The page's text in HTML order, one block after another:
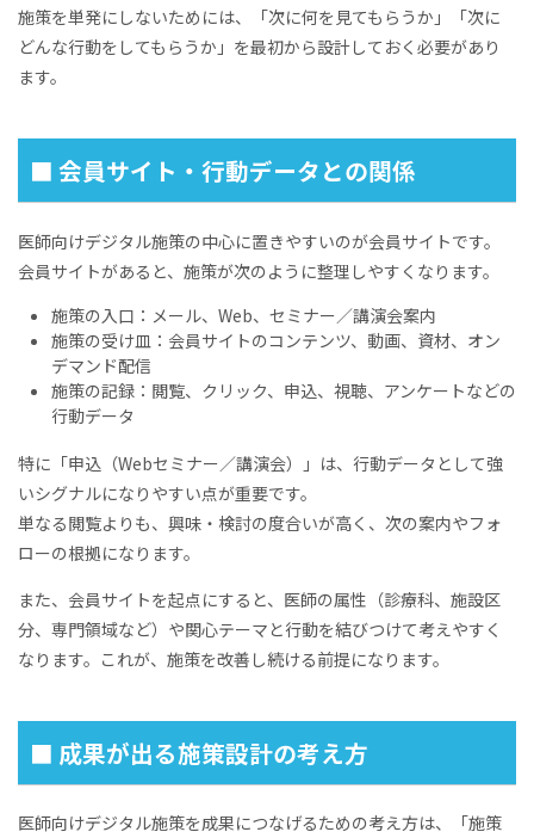
施策を単発にしないためには、「次に何を見てもらうか」「次に
どんな行動をしてもらうか」を最初から設計しておく必要があり
ます。
■ 会員サイト・行動データとの関係
医師向けデジタル施策の中心に置きやすいのが会員サイトです。
会員サイトがあると、施策が次のように整理しやすくなります。
施策の入口：メール、Web、セミナー／講演会案内
施策の受け皿：会員サイトのコンテンツ、動画、資材、オン
デマンド配信
施策の記録：閲覧、クリック、申込、視聴、アンケートなどの
行動データ
特に「申込（Webセミナー／講演会）」は、行動データとして強
いシグナルになりやすい点が重要です。
単なる閲覧よりも、興味・検討の度合いが高く、次の案内やフォ
ローの根拠になります。
また、会員サイトを起点にすると、医師の属性（診療科、施設区
分、専門領域など）や関心テーマと行動を結びつけて考えやすく
なります。これが、施策を改善し続ける前提になります。
■ 成果が出る施策設計の考え方
医師向けデジタル施策を成果につなげるための考え方は、「施策